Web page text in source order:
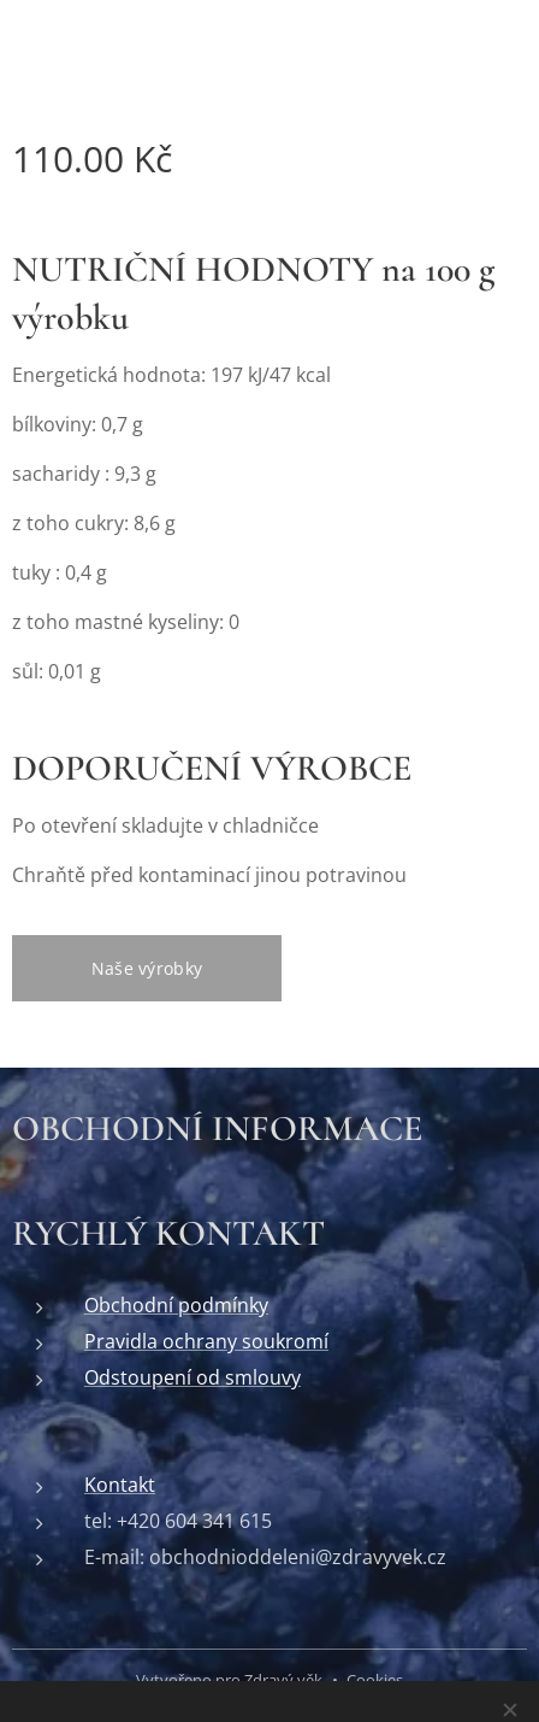
110.00 Kč
NUTRIČNÍ HODNOTY na 100 g
výrobku
Energetická hodnota: 197 kJ/47 kcal
bílkoviny: 0,7 g
sacharidy : 9,3 g
z toho cukry: 8,6 g
tuky : 0,4 g
z toho mastné kyseliny: 0
sůl: 0,01 g
DOPORUČENÍ VÝROBCE
Po otevření skladujte v chladničce
Chraňtě před kontaminací jinou potravinou
Naše výrobky
OBCHODNÍ INFORMACE
RYCHLÝ KONTAKT
Obchodní podmínky
Pravidla ochrany soukromí
Odstoupení od smlouvy
Kontakt
tel: +420 604 341 615
E-mail: obchodnioddeleni@zdravyvek.cz
Vytvořeno pro Zdravý věk Cookies